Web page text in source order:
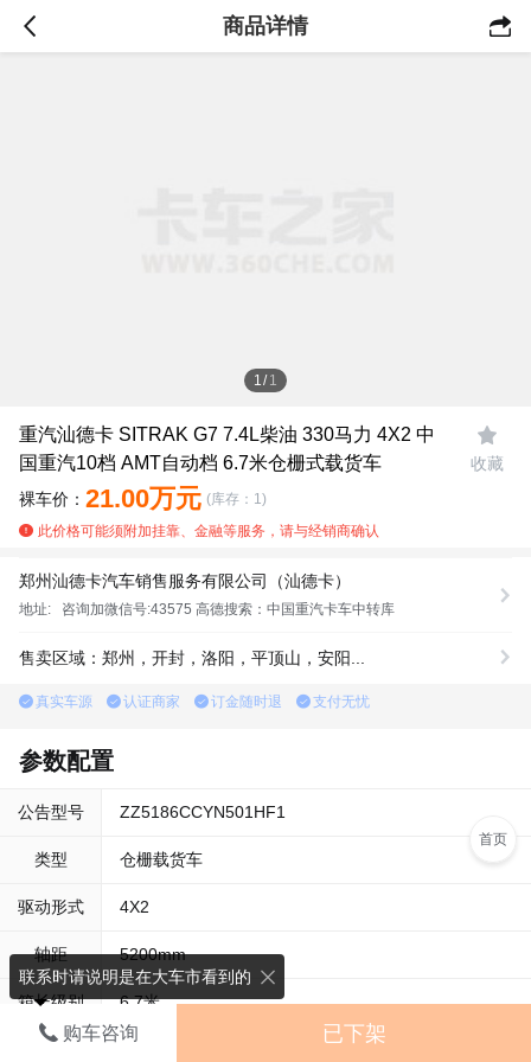
 商品详情
1 /1
重汽汕德卡 SITRAK G7 7.4L柴油 330马力 4X2 中
国重汽10档 AMT自动档 6.7米仓栅式载货车

收藏
裸车价： 21.00万元 (库存：1)
此价格可能须附加挂靠、金融等服务，请与经销商确认
郑州汕德卡汽车销售服务有限公司（汕德卡）
地址: 咨询加微信号:43575 高德搜索：中国重汽卡车中转库
售卖区域：郑州，开封，洛阳，平顶山，安阳...
真实车源 认证商家 订金随时退 支付无忧
参数配置
公告型号 ZZ5186CCYN501HF1
类型 仓栅载货车
驱动形式 4X2
轴距 5200mm
箱长级别 6.7米
联系时请说明是在大车市看到的
购车咨询 已下架
首页